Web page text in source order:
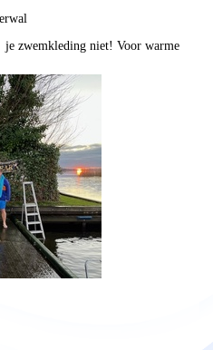
zwemkleding niet! Voor warme